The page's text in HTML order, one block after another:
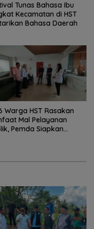
Tunas Bahasa Ibu
Kecamatan di HST
Bahasa Daerah
Warga HST Rasakan
Mal Pelayanan
Pemda Siapkan